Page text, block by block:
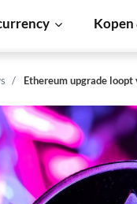
Kopen
Ethereum upgrade